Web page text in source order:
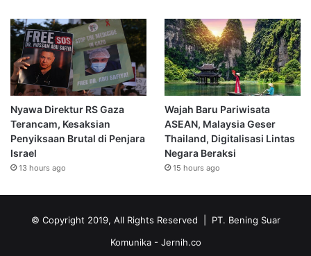
Nyawa Direktur RS Gaza
Terancam, Kesaksian
Penyiksaan Brutal di Penjara
Israel
13 hours ago
Wajah Baru Pariwisata
ASEAN, Malaysia Geser
Thailand, Digitalisasi Lintas
Negara Beraksi
15 hours ago
© Copyright 2019, All Rights Reserved | PT. Bening Suar
Komunika - Jernih.co